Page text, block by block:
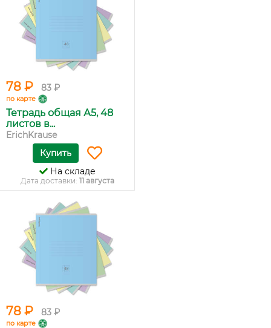
78 ₽ 83 ₽
по карте
Тетрадь общая А5, 48
листов в...
ErichKrause
Купить
На складе
Дата доставки: 11 августа
78 ₽ 83 ₽
по карте